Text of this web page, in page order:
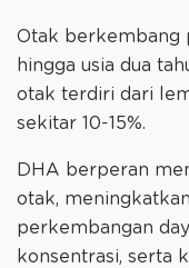
Otak berkembang
hingga usia dua
otak terdiri dari
sekitar 10-15%.
DHA berperan
otak,
perkembangan
konsentrasi, serta